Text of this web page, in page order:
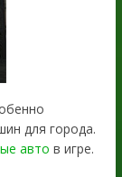
для города.
авто в игре.